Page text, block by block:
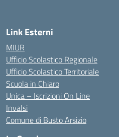
Link Esterni
MIUR
Ufficio Scolastico Regionale
Ufficio Scolastico Territoriale
Scuola in Chiaro
Unica – Iscrizioni On Line
Invalsi
Comune di Busto Arsizio